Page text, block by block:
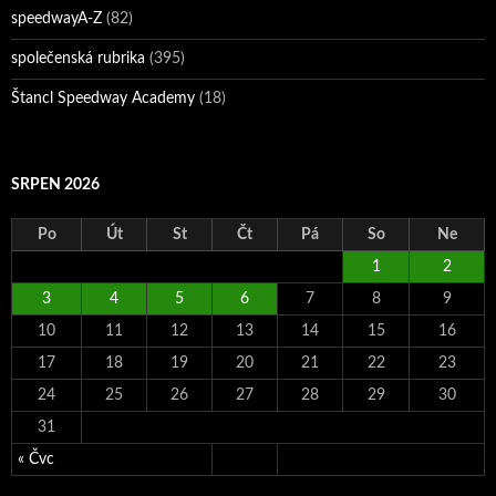
speedwayA-Z (82)
společenská rubrika (395)
Štancl Speedway Academy (18)
SRPEN 2026
Po Út St Čt Pá So Ne
« Čvc
1 2
3 4 5 6 7 8 9
10 11 12 13 14 15 16
17 18 19 20 21 22 23
24 25 26 27 28 29 30
31